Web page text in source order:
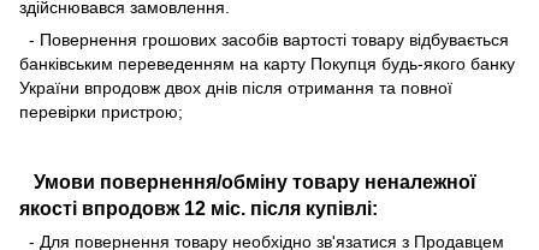
здійснювався замовлення.
- Повернення грошових засобів вартості товару відбувається
банківським переведенням на карту Покупця будь-якого банку
України впродовж двох днів після отримання та повної
перевірки пристрою;
Умови повернення/обміну товару неналежної
якості впродовж 12 міс. після купівлі:
- Для повернення товару необхідно зв'язатися з Продавцем